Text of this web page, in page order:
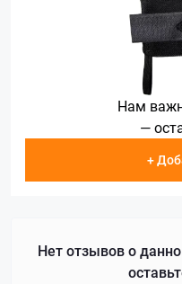
Нам
—
+
Нет отзывов о